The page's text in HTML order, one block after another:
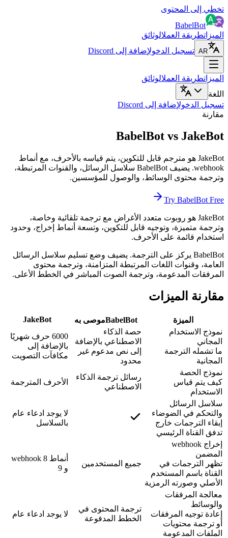
تخطي إلى المحتوى
BabelBot
الميزاتطريقة العملالوثائق
AR تسجيل الدخولإضافة إلى Discord
الميزاتطريقة العملالوثائق
اللغة
تسجيل الدخولإضافة إلى Discord
مقارنة
BabelBot vs JakeBot
JakeBot هو مترجم قابل للتكوين، يتم قياسه بالأحرف، مع أنماط
webhook. يضيف BabelBot سلاسل الرسائل، والقنوات المرتبطة،
وترجمة محتوى الوسائط، والوصول للمؤسسين.
Try BabelBot Free
JakeBot هو روبوت متعدد الأغراض مع ترجمة تلقائية وخاصة،
وترجمة متميزة، وتوجيه قابل للتكوين، وتسعة أنماط إخراج، وحدود
استخدام قائمة على الأحرف.
BabelBot يركز على الترجمة. يضيف وضع تسليم سلاسل الرسائل
العامة، وقنوات اللغات المرتبطة المتزامنة، وترجمة محتوى
المرفقات المدعومة، وترجمة الصوت المباشر في الخطط الأعلى.
مقارنة الميزات
الميزة BabelBotموصى به
JakeBot
نموذج الاستخدام
المجاني
ما تشمله الترجمة
المجانية
حصة الذكاء
الاصطناعي بالإضافة
إلى نص مدعوم غير
محدود
6000 حرف شهريًا
بالإضافة إلى
مكافآت التصويت
نموذج الحصة
كيف يتم قياس
الاستخدام
رسائل ترجمة الذكاء
الاصطناعي
الأحرف المترجمة
سلاسل الرسائل
والتحكم في الضوضاء
إبقاء الترجمات خارج
تدفق القناة الرئيسي
لا يوجد ادعاء عام
بالسلاسل
إخراج webhook
المضمن
تظهر الترجمات في
القناة باسم المستخدم
الأصلي وصورته الرمزية
جميع المستخدمين
أنماط webhook 8
و 9
معالجة المرفقات
والوسائط
إعادة توجيه المرفقات
أو ترجمة محتويات
الملفات المدعومة
ترجمة المحتوى في
الخطط المدفوعة
لا يوجد ادعاء عام